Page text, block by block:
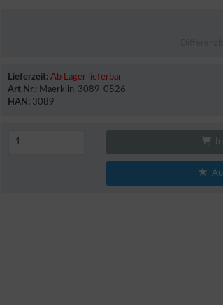
Lieferzeit: Ab Lager lieferbar
Art.Nr.: Maerklin-3089-0526
HAN: 3089